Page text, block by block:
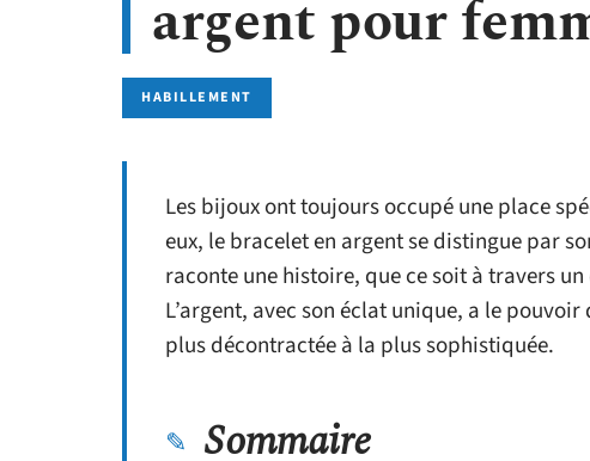
argent pour
HABILLEMENT
Les bijoux ont toujours occupé une place
eux, le bracelet en argent se distingue par
raconte une histoire, que ce soit à travers
L’argent, avec son éclat unique, a le
plus décontractée à la plus sophistiquée.
Sommaire